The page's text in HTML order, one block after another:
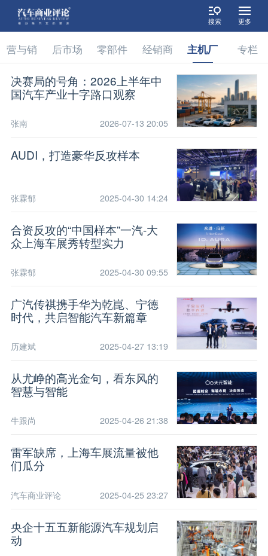
搜索 更多
营与销 后市场 零部件 经销商 主机厂 专栏
决赛局的号角：2026上半年中
国汽车产业十字路口观察
张南 2026-07-13 20:05
AUDI，打造豪华反攻样本
张霖郁 2025-04-30 14:24
合资反攻的“中国样本”一汽-大
众上海车展秀转型实力
张霖郁 2025-04-30 09:55
广汽传祺携手华为乾崑、宁德
时代，共启智能汽车新篇章
历建斌 2025-04-27 13:19
从尤峥的高光金句，看东风的
智慧与智能
牛跟尚 2025-04-26 21:38
雷军缺席，上海车展流量被他
们瓜分
汽车商业评论 2025-04-25 23:27
央企十五五新能源汽车规划启
动